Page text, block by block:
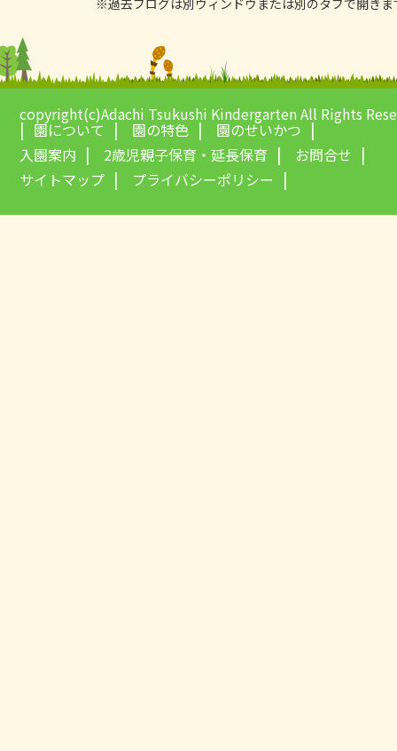
copyright(c)Adachi Tsukushi Kindergarten All Rights
園について 園の特色
園のせいかつ
入園案内
2歳児親子保育・延長保育
お問合せ
サイトマップ
プライバシーポリシー